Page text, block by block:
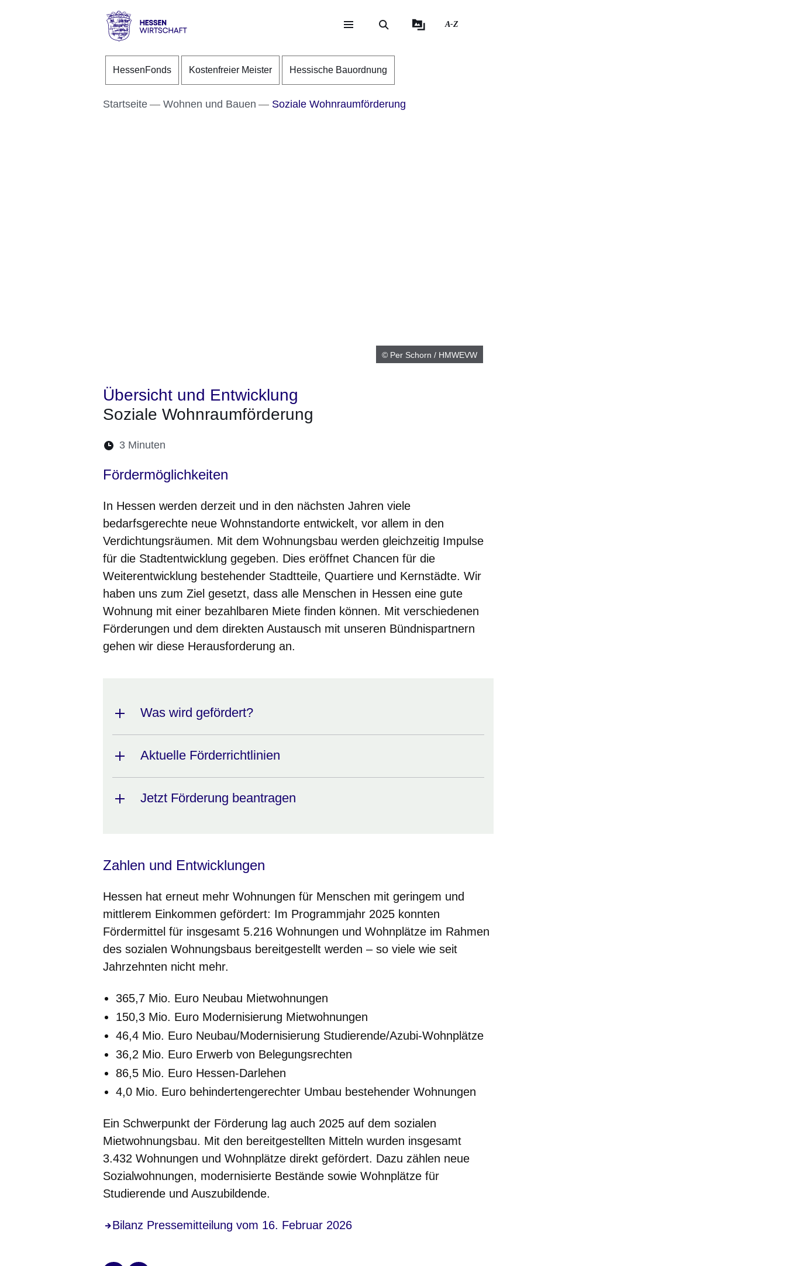
Direkt zum Kopf der Seite
Direkt zum Inhalt
Direkt zum Fuß der Seite
Wirtschaft
A-Z
HessenFonds Kostenfreier Meister Hessische Bauordnung
Startseite Wohnen und Bauen Soziale Wohnraumförderung
© Per Schorn / HMWEVW
Übersicht und Entwicklung
Soziale Wohnraumförderung
Lesedauer:
3 Minuten
Fördermöglichkeiten
In Hessen werden derzeit und in den nächsten Jahren viele
bedarfsgerechte neue Wohnstandorte entwickelt, vor allem in den
Verdichtungsräumen. Mit dem Wohnungsbau werden gleichzeitig Impulse
für die Stadtentwicklung gegeben. Dies eröffnet Chancen für die
Weiterentwicklung bestehender Stadtteile, Quartiere und Kernstädte. Wir
haben uns zum Ziel gesetzt, dass alle Menschen in Hessen eine gute
Wohnung mit einer bezahlbaren Miete finden können. Mit verschiedenen
Förderungen und dem direkten Austausch mit unseren Bündnispartnern
gehen wir diese Herausforderung an.
Was wird gefördert?
Aktuelle Förderrichtlinien
Jetzt Förderung beantragen
Zahlen und Entwicklungen
Hessen hat erneut mehr Wohnungen für Menschen mit geringem und
mittlerem Einkommen gefördert: Im Programmjahr 2025 konnten
Fördermittel für insgesamt 5.216 Wohnungen und Wohnplätze im Rahmen
des sozialen Wohnungsbaus bereitgestellt werden – so viele wie seit
Jahrzehnten nicht mehr.
365,7 Mio. Euro Neubau Mietwohnungen
150,3 Mio. Euro Modernisierung Mietwohnungen
46,4 Mio. Euro Neubau/Modernisierung Studierende/Azubi-Wohnplätze
36,2 Mio. Euro Erwerb von Belegungsrechten
86,5 Mio. Euro Hessen-Darlehen
4,0 Mio. Euro behindertengerechter Umbau bestehender Wohnungen
Ein Schwerpunkt der Förderung lag auch 2025 auf dem sozialen
Mietwohnungsbau. Mit den bereitgestellten Mitteln wurden insgesamt
3.432 Wohnungen und Wohnplätze direkt gefördert. Dazu zählen neue
Sozialwohnungen, modernisierte Bestände sowie Wohnplätze für
Studierende und Auszubildende.
Bilanz Pressemitteilung vom 16. Februar 2026